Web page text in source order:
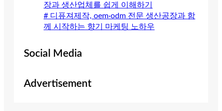
장과 생산업체를 쉽게 이해하기
# 디퓨져제작, oem·odm 전문 생산공장과 함
께 시작하는 향기 마케팅 노하우
Social Media
Advertisement